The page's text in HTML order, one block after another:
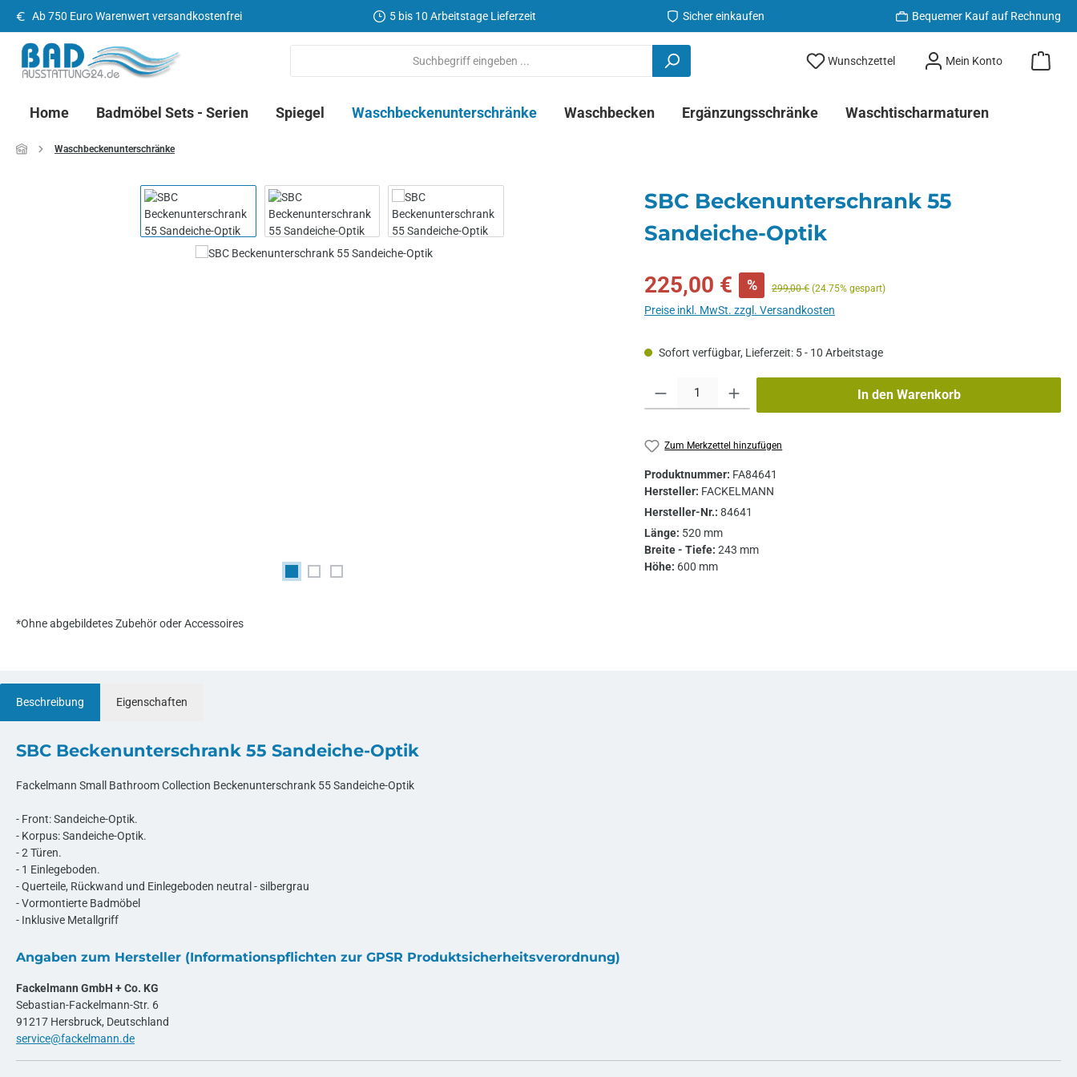
Hauptinhalt springen
Zur Suche springen
Zur Hauptnavigation springen
Ab 750 Euro Warenwert versandkostenfrei 5 bis 10 Arbeitstage Lieferzeit Sicher einkaufen Bequemer Kauf auf Rechnung
WunschzettelDu hast 0 Produkte auf dem
Mein Konto
Home Badmöbel Sets - Serien Spiegel Waschbeckenunterschränke Waschbecken Ergänzungsschränke Waschtischarmaturen
Waschbeckenunterschränke
*Ohne abgebildetes Zubehör oder Accessoires
SBC Beckenunterschrank 55
Sandeiche-Optik
Verkaufspreis:
225,00 € % Regulärer Preis:
299,00 € (24.75% gespart)
Preise inkl. MwSt. zzgl. Versandkosten
Sofort verfügbar, Lieferzeit: 5 - 10 Arbeitstage
In den Warenkorb
Zum Merkzettel hinzufügen
Produktnummer: FA84641
Hersteller: FACKELMANN
Hersteller-Nr.: 84641
Länge: 520 mm
Breite - Tiefe: 243 mm
Höhe: 600 mm
Beschreibung Eigenschaften
SBC Beckenunterschrank 55 Sandeiche-Optik
Fackelmann Small Bathroom Collection Beckenunterschrank 55 Sandeiche-Optik
- Front: Sandeiche-Optik.
- Korpus: Sandeiche-Optik.
- 2 Türen.
- 1 Einlegeboden.
- Querteile, Rückwand und Einlegeboden neutral - silbergrau
- Vormontierte Badmöbel
- Inklusive Metallgriff
Angaben zum Hersteller (Informationspflichten zur GPSR Produktsicherheitsverordnung)
Fackelmann GmbH + Co. KG
Sebastian-Fackelmann-Str. 6
91217 Hersbruck, Deutschland
service@fackelmann.de